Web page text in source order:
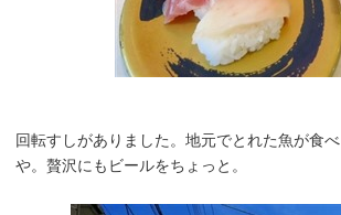
回転すしがありました。地元でとれた魚が食
や。贅沢にもビールをちょっと。